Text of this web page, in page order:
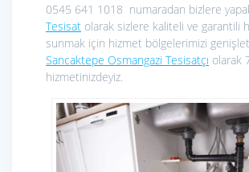
0545 641 1018 numaradan bizlere
Tesisat olarak sizlere kaliteli ve garantili
sunmak için hizmet bölgelerimizi
Sancaktepe Osmangazi Tesisatçı olarak
hizmetinizdeyiz.